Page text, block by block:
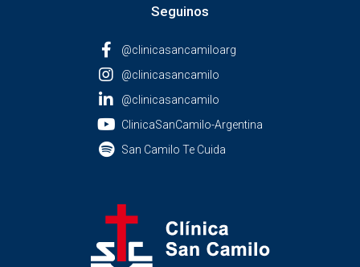
Seguinos
@clinicasancamiloarg
@clinicasancamilo
@clinicasancamilo
ClinicaSanCamilo-Argentina
San Camilo Te Cuida